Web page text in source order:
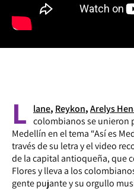
L lane, Reykon,Arelys
colombianos se unieron
Medellín en el tema “Así es
través de su letra y el video
de la capital antioqueña, que
Flores y lleva a los
gente pujante y su orgullo